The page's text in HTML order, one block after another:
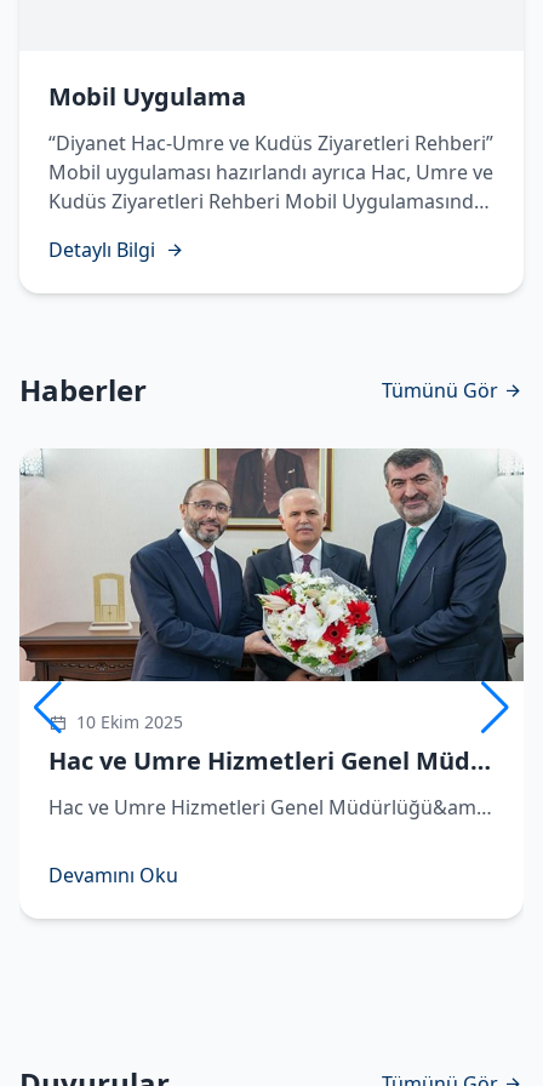
Mobil Uygulama
“Diyanet Hac-Umre ve Kudüs Ziyaretleri Rehberi”
Mobil uygulaması hazırlandı ayrıca Hac, Umre ve
Kudüs Ziyaretleri Rehberi Mobil Uygulamasında
işaret diliyle hazırlanarak vatandaşlarımızın
istifadesine sunuldu.
Detaylı Bilgi
Haberler Tümünü Gör
10 Ekim 2025
Hac ve Umre Hizmetleri Genel Müdürü Demirhan göreve başladı
Hac ve Umre Hizmetleri Genel Müdürlüğü&amp;#039;ne atanan Hüseyin Demirhan görevi Remzi Bircan&amp;#039;dan devraldı. ​Hac ve Umre Hizmetleri Genel Müdürlüğü&amp;#039;ne atanan Hüseyin Demirhan, Diyanet İşleri Başkanlığı&amp;#039;nda d
Devamını Oku